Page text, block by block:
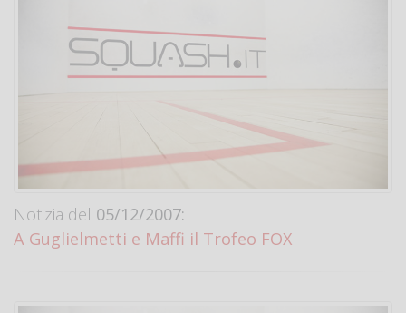
Notizia del 05/12/2007:
A Guglielmetti e Maffi il Trofeo FOX